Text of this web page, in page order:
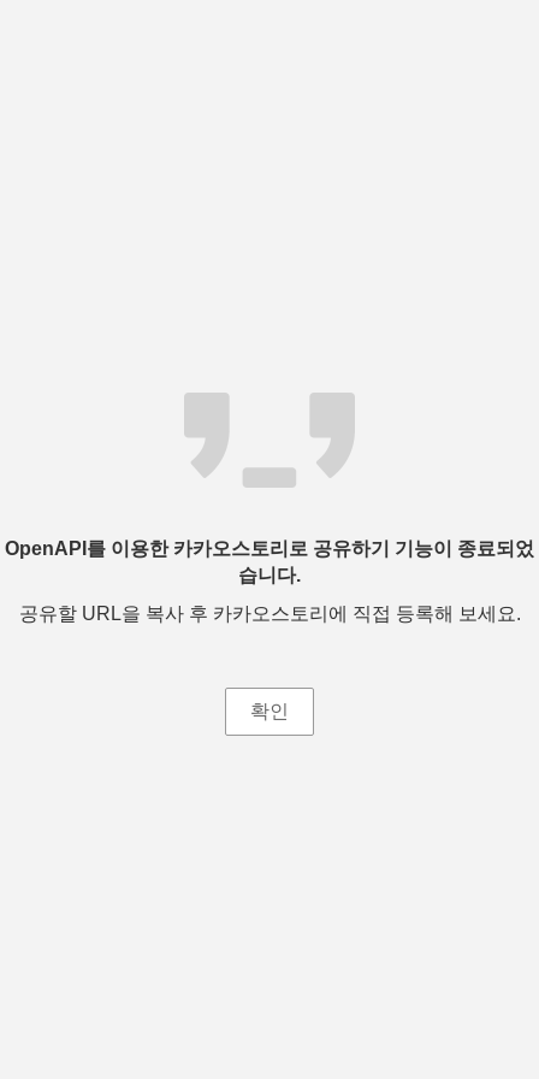
OpenAPI를 이용한 카카오스토리로 공유하기 기능이 종료되었
습니다.
공유할 URL을 복사 후 카카오스토리에 직접 등록해 보세요.
확인